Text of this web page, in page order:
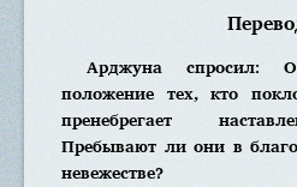
Арджуна спросил:
положение тех, кто
пренебрегает
Пребывают ли они в
невежестве?